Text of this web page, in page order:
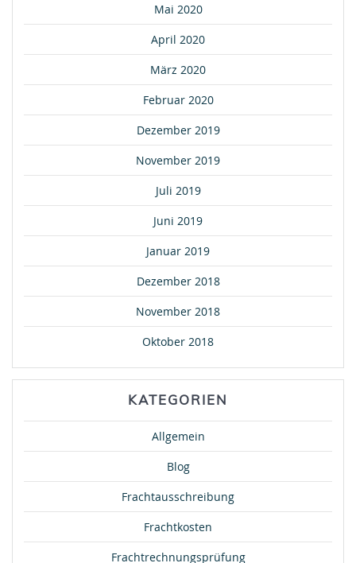
Mai 2020
April 2020
März 2020
Februar 2020
Dezember 2019
November 2019
Juli 2019
Juni 2019
Januar 2019
Dezember 2018
November 2018
Oktober 2018
KATEGORIEN
Allgemein
Blog
Frachtausschreibung
Frachtkosten
Frachtrechnungsprüfung